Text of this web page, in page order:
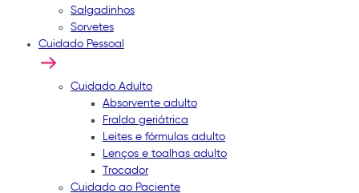
Salgadinhos
Sorvetes
Cuidado Pessoal
Cuidado Adulto
Absorvente adulto
Fralda geriátrica
Leites e fórmulas adulto
Lenços e toalhas adulto
Trocador
Cuidado ao Paciente